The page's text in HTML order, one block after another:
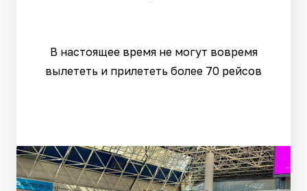
В настоящее время не могут вовремя
вылететь и прилететь более 70 рейсов